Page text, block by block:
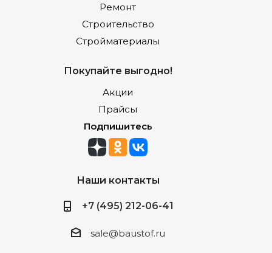
Ремонт
Строительство
Стройматериалы
Покупайте выгодно!
Акции
Прайсы
Подпишитесь
Наши контакты
+7 (495) 212-06-41
sale@baustof.ru